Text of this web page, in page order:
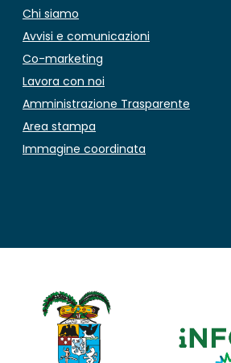
Chi siamo
Avvisi e comunicazioni
Co-marketing
Lavora con noi
Amministrazione Trasparente
Area stampa
Immagine coordinata